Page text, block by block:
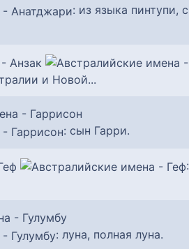
: из языка пинтупи, с
и Новой...
: сын Гарри.
:
: луна, полная луна.